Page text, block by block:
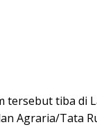
tersebut tiba di
Agraria/Tata